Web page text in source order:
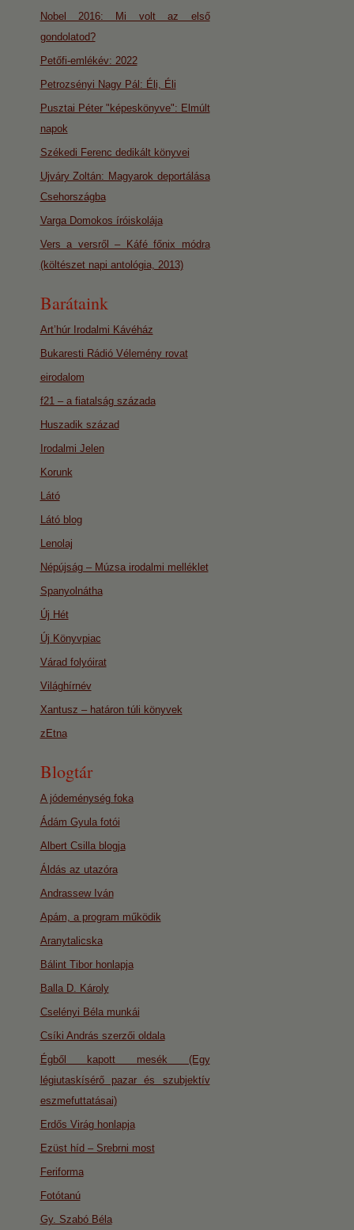
Nobel 2016: Mi volt az első
gondolatod?
Petőfi-emlékév: 2022
Petrozsényi Nagy Pál: Éli, Éli
Pusztai Péter "képeskönyve": Elmúlt
napok
Székedi Ferenc dedikált könyvei
Ujváry Zoltán: Magyarok deportálása
Csehországba
Varga Domokos íróiskolája
Vers a versről – Káfé főnix módra
(költészet napi antológia, 2013)
Barátaink
Art’húr Irodalmi Kávéház
Bukaresti Rádió Vélemény rovat
eirodalom
f21 – a fiatalság százada
Huszadik század
Irodalmi Jelen
Korunk
Látó
Látó blog
Lenolaj
Népújság – Múzsa irodalmi melléklet
Spanyolnátha
Új Hét
Új Könyvpiac
Várad folyóirat
Világhírnév
Xantusz – határon túli könyvek
zEtna
Blogtár
A jódeménység foka
Ádám Gyula fotói
Albert Csilla blogja
Áldás az utazóra
Andrassew Iván
Apám, a program működik
Aranytalicska
Bálint Tibor honlapja
Balla D. Károly
Cselényi Béla munkái
Csíki András szerzői oldala
Égből kapott mesék (Egy
légiutaskísérő pazar és szubjektív
eszmefuttatásai)
Erdős Virág honlapja
Ezüst híd – Srebrni most
Feriforma
Fotótanú
Gy. Szabó Béla